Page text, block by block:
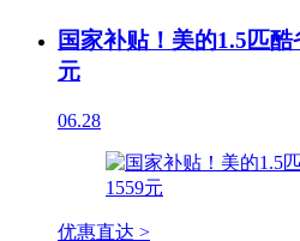
国家补贴！美的1.5匹
元
06.28
优惠直达 >